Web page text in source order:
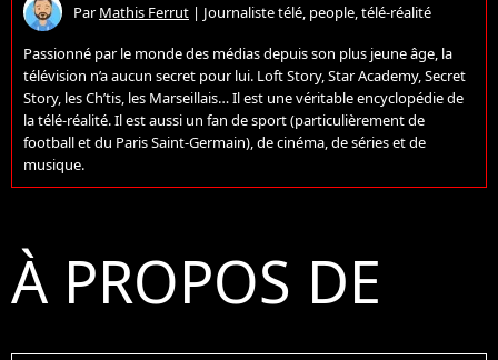
ParMathis Ferrut | Journaliste télé, people, télé-réalité
Passionné par le monde des médias depuis son plus jeune âge, la
télévision n’a aucun secret pour lui. Loft Story, Star Academy, Secret
Story, les Ch’tis, les Marseillais… Il est une véritable encyclopédie de
la télé-réalité. Il est aussi un fan de sport (particulièrement de
football et du Paris Saint-Germain), de cinéma, de séries et de
musique.
À PROPOS DE